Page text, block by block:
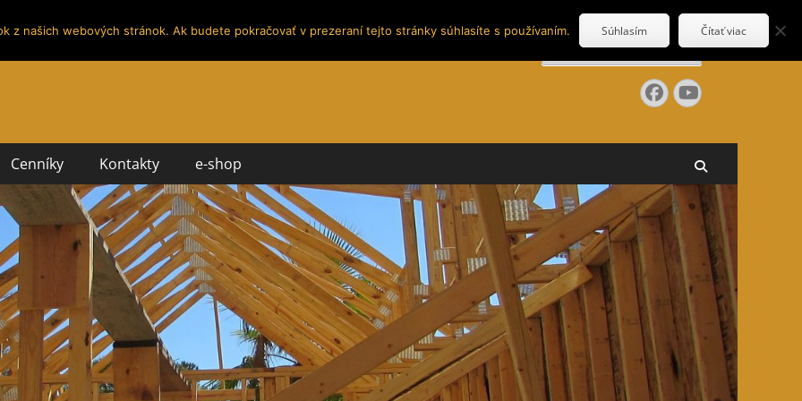
Search
for:
Facebook
YouTube
Cenníky Kontakty e-shop
z našich webových stránok. Ak budete pokračovať v prezeraní tejto stránky súhlasíte s používaním. Súhlasím Čítať viac